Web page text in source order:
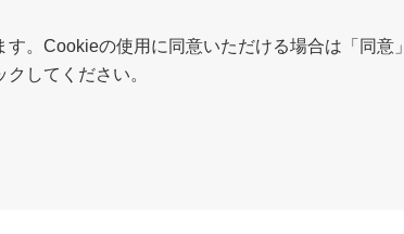
。Cookieの使用に同意いただける場合は「同意」
してください。